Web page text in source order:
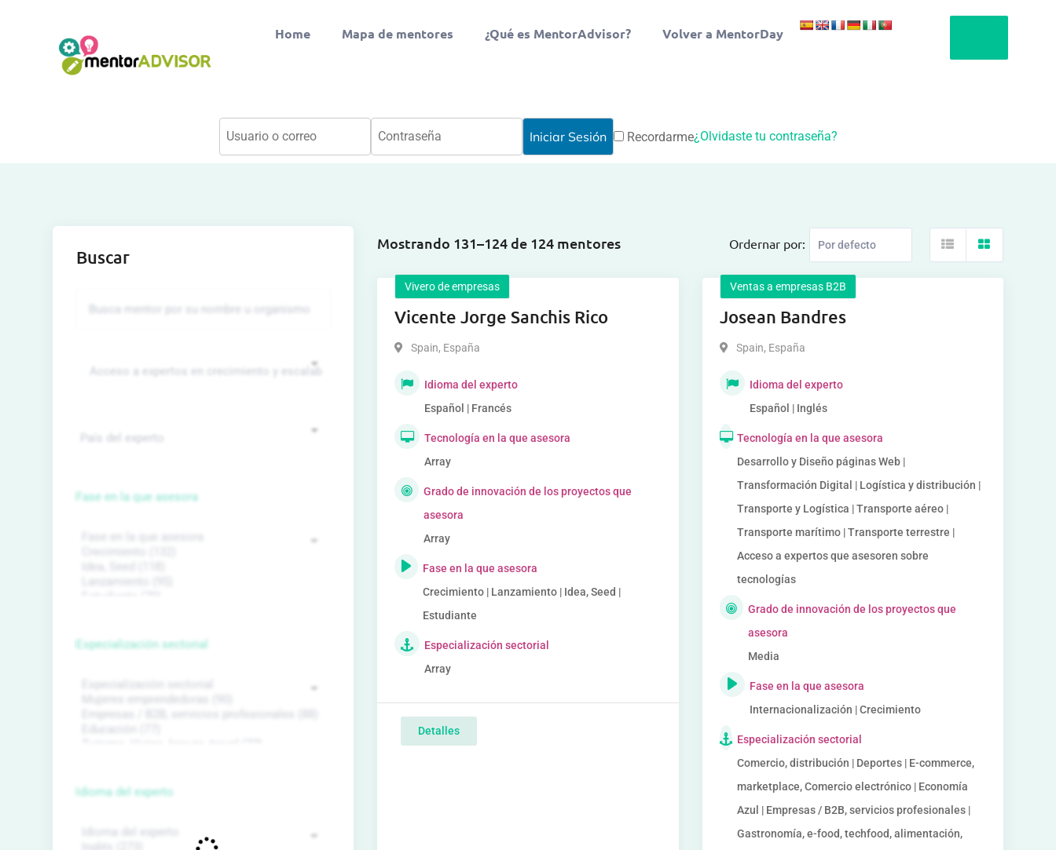
Home Mapa de mentores ¿Qué es MentorAdvisor? Volver a MentorDay
Recordarme¿Olvidaste tu contraseña?
Mostrando 131–124 de 124 mentores Ordernar por:
Vivero de empresas
Vicente Jorge Sanchis Rico
Spain, España
Idioma del experto
Español | Francés
Tecnología en la que asesora
Array
Grado de innovación de los proyectos que
asesora
Array
Fase en la que asesora
Crecimiento | Lanzamiento | Idea, Seed |
Estudiante
Especialización sectorial
Array
Detalles
Ventas a empresas B2B
Josean Bandres
Spain, España
Idioma del experto
Español | Inglés
Tecnología en la que asesora
Desarrollo y Diseño páginas Web |
Transformación Digital | Logística y distribución |
Transporte y Logística | Transporte aéreo |
Transporte marítimo | Transporte terrestre |
Acceso a expertos que asesoren sobre
tecnologías
Grado de innovación de los proyectos que
asesora
Media
Fase en la que asesora
Internacionalización | Crecimiento
Especialización sectorial
Comercio, distribución | Deportes | E-commerce,
marketplace, Comercio electrónico | Economía
Azul | Empresas / B2B, servicios profesionales |
Gastronomía, e-food, techfood, alimentación,
Buscar
Fase en la que asesora
Especialización sectorial
Idioma del experto